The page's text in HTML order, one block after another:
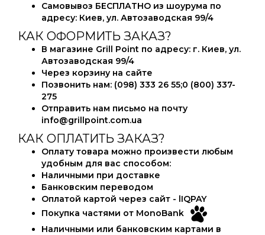
Самовывоз БЕСПЛАТНО из шоурума по
адресу: Киев, ул. Автозаводская 99/4
КАК ОФОРМИТЬ ЗАКАЗ?
В магазине Grill Point по адресу: г. Киев, ул.
Автозаводская 99/4
Через корзину на сайте
Позвонить нам: (098) 333 26 55;0 (800) 337-
275
Отправить нам письмо на почту
info@grillpoint.com.ua
КАК ОПЛАТИТЬ ЗАКАЗ?
Оплату товара можно произвести любым
удобным для вас способом:
Наличными при доставке
Банковским переводом
Оплатой картой через сайт - lIQPAY
Покупка частями от MonoBank
Наличными или банковским картами в